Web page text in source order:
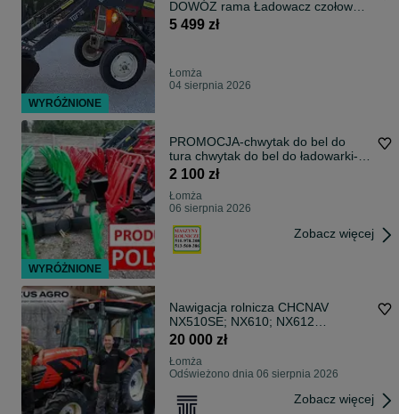
DOWÓZ rama Ładowacz czołowy
WOLMET V700 TUR 700kg RATY
5 499 zł
Łomża
04 sierpnia 2026
PROMOCJA-chwytak do bel do
tura chwytak do bel do ładowarki-
DOSTAWA pod adres-MODEL
chwytak manitou UDŹWIG 1100 kg
2 100 zł
Łomża
06 sierpnia 2026
Zobacz więcej
Nawigacja rolnicza CHCNAV
NX510SE; NX610; NX612
(dokładność ±2,5 cm) – NOWE
20 000 zł
Łomża
Odświeżono dnia 06 sierpnia 2026
Zobacz więcej
WYRÓŻNIONE
WYRÓŻNIONE